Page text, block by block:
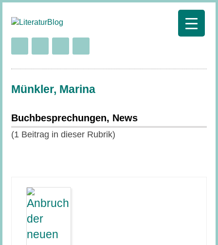
Münkler, Marina
Buchbesprechungen, News
(1 Beitrag in dieser Rubrik)